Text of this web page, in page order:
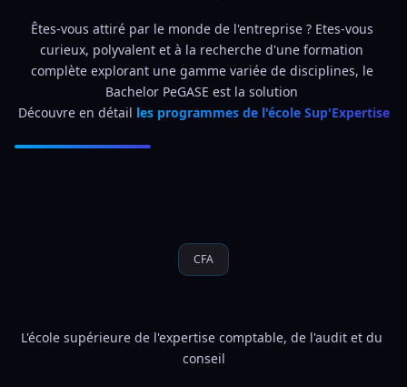
Êtes-vous attiré par le monde de l'entreprise ? Etes-vous
curieux, polyvalent et à la recherche d'une formation
complète explorant une gamme variée de disciplines, le
Bachelor PeGASE est la solution
Découvre en détail les programmes de l'école Sup'Expertise
CFA
L'école supérieure de l'expertise comptable, de l'audit et du
conseil